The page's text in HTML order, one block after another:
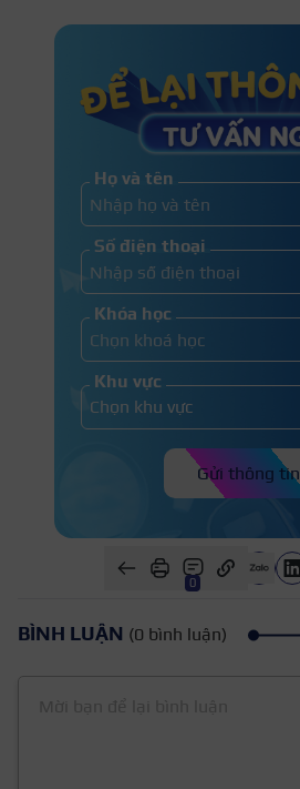
Họ và tên
Số điện thoại
Khóa học
Khu vực
Gửi thông tin
0
BÌNH LUẬN (0 bình luận)